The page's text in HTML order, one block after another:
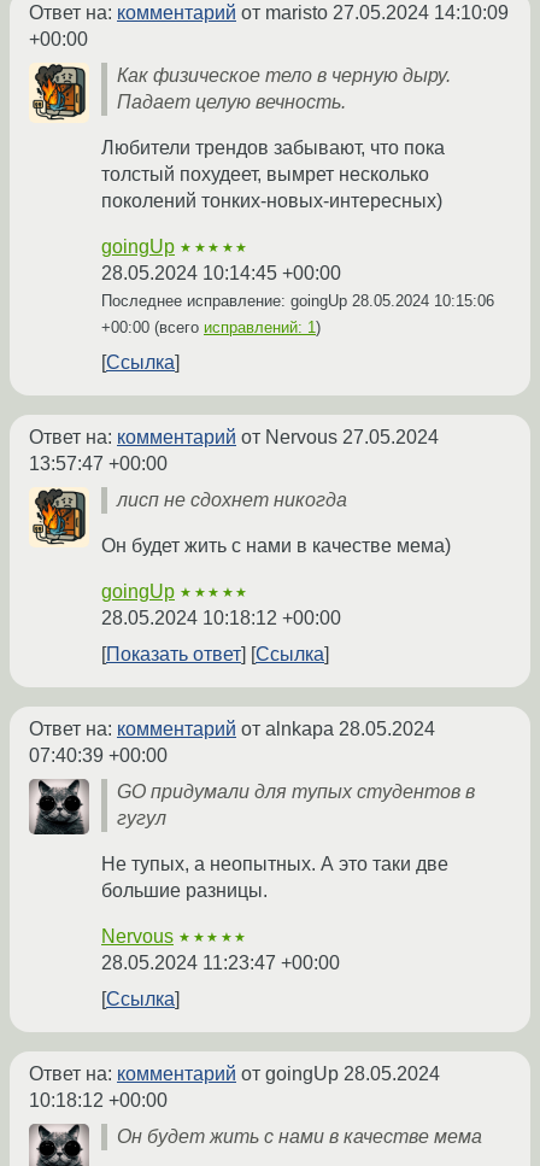
Ответ на: комментарий от maristo 27.05.2024 14:10:09
+00:00
Как физическое тело в черную дыру.
Падает целую вечность.
Любители трендов забывают, что пока
толстый похудеет, вымрет несколько
поколений тонких-новых-интересных)
goingUp ★★★★★
28.05.2024 10:14:45 +00:00
Последнее исправление: goingUp 28.05.2024 10:15:06
+00:00 (всего исправлений: 1)
Ссылка
Ответ на: комментарий от Nervous 27.05.2024
13:57:47 +00:00
лисп не сдохнет никогда
Он будет жить с нами в качестве мема)
goingUp ★★★★★
28.05.2024 10:18:12 +00:00
Показать ответ
Ссылка
Ответ на: комментарий от alnkapa 28.05.2024
07:40:39 +00:00
GO придумали для тупых студентов в
гугул
Не тупых, а неопытных. А это таки две
большие разницы.
Nervous ★★★★★
28.05.2024 11:23:47 +00:00
Ссылка
Ответ на: комментарий от goingUp 28.05.2024
10:18:12 +00:00
Он будет жить с нами в качестве мема